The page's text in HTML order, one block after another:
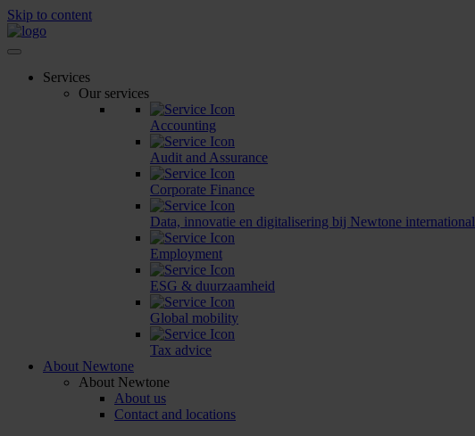
Skip to content
Services
Our services
Accounting
Audit and Assurance
Corporate Finance
Data, innovatie en digitalisering bij Newtone international
Employment
ESG & duurzaamheid
Global mobility
Tax advice
About Newtone
About Newtone
About us
Contact and locations